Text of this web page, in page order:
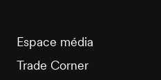
Espace média
Trade Corner